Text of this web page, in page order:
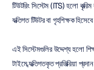
টিউটরিং সিস্টেম (ITS) হলো কৃত্রিম
ব্যক্তিগত টিউটর বা গৃহশিক্ষক
এই সিস্টেমগুলির উদ্দেশ্য হলো
টাইমে ব্যক্তিগতকৃত প্রতিক্রিয়া